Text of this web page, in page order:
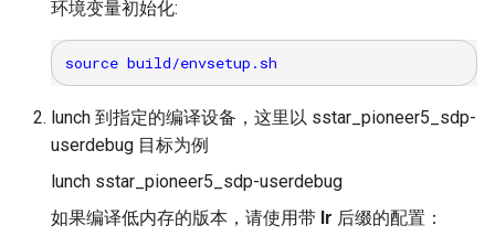
环境变量初始化:
lunch 到指定的编译设备，这里以 sstar_pioneer5_sdp-
userdebug 目标为例
lunch sstar_pioneer5_sdp-userdebug
如果编译低内存的版本，请使用带 lr 后缀的配置：